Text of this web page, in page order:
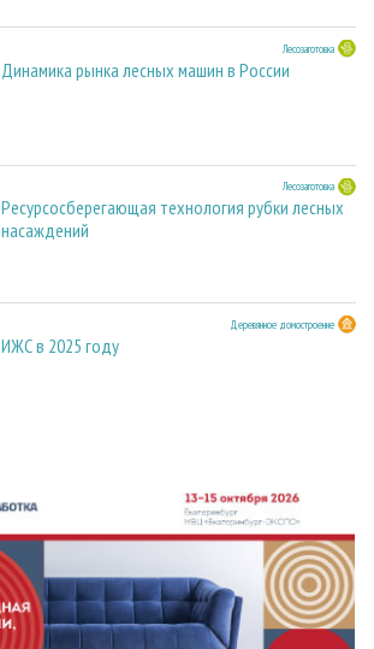
Лесозаготовка
Динамика рынка лесных машин в России
Лесозаготовка
Ресурсосберегающая технология рубки лесных
насаждений
Деревянное домостроение
ИЖС в 2025 году